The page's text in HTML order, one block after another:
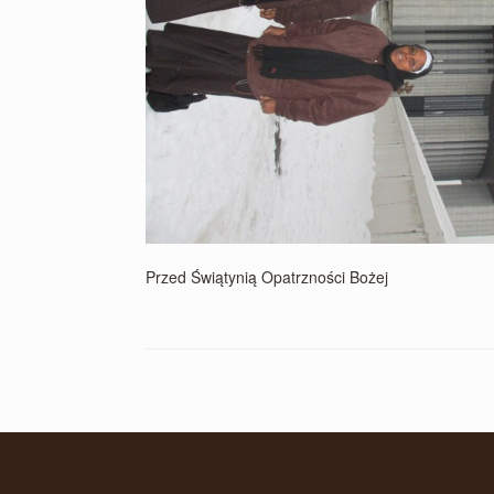
Przed Świątynią Opatrzności Bożej